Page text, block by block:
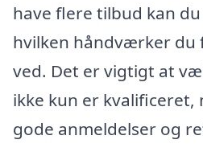
have flere tilbud kan
hvilken håndværker du
ved. Det er vigtigt at
ikke kun er kvalificeret,
gode anmeldelser og